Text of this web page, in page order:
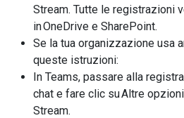
Stream. Tutte le registrazioni
in OneDrive e SharePoint.
Se la tua organizzazione usa
queste istruzioni:
In Teams, passare alla
chat e fare clic su Altre opzioni
Stream.